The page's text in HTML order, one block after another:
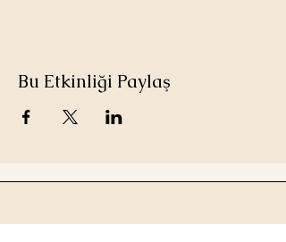
Bu Etkinliği Paylaş